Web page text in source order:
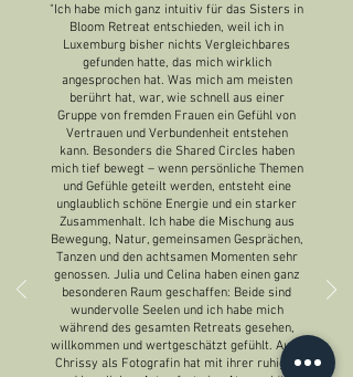
"Ich habe mich ganz intuitiv für das Sisters in
Bloom Retreat entschieden, weil ich in
Luxemburg bisher nichts Vergleichbares
gefunden hatte, das mich wirklich
angesprochen hat. Was mich am meisten
berührt hat, war, wie schnell aus einer
Gruppe von fremden Frauen ein Gefühl von
Vertrauen und Verbundenheit entstehen
kann. Besonders die Shared Circles haben
mich tief bewegt – wenn persönliche Themen
und Gefühle geteilt werden, entsteht eine
unglaublich schöne Energie und ein starker
Zusammenhalt. Ich habe die Mischung aus
Bewegung, Natur, gemeinsamen Gesprächen,
Tanzen und den achtsamen Momenten sehr
genossen. Julia und Celina haben einen ganz
besonderen Raum geschaffen: Beide sind
wundervolle Seelen und ich habe mich
während des gesamten Retreats gesehen,
willkommen und wertgeschätzt gefühlt. Auch
Chrissy als Fotografin hat mit ihrer ruhigen